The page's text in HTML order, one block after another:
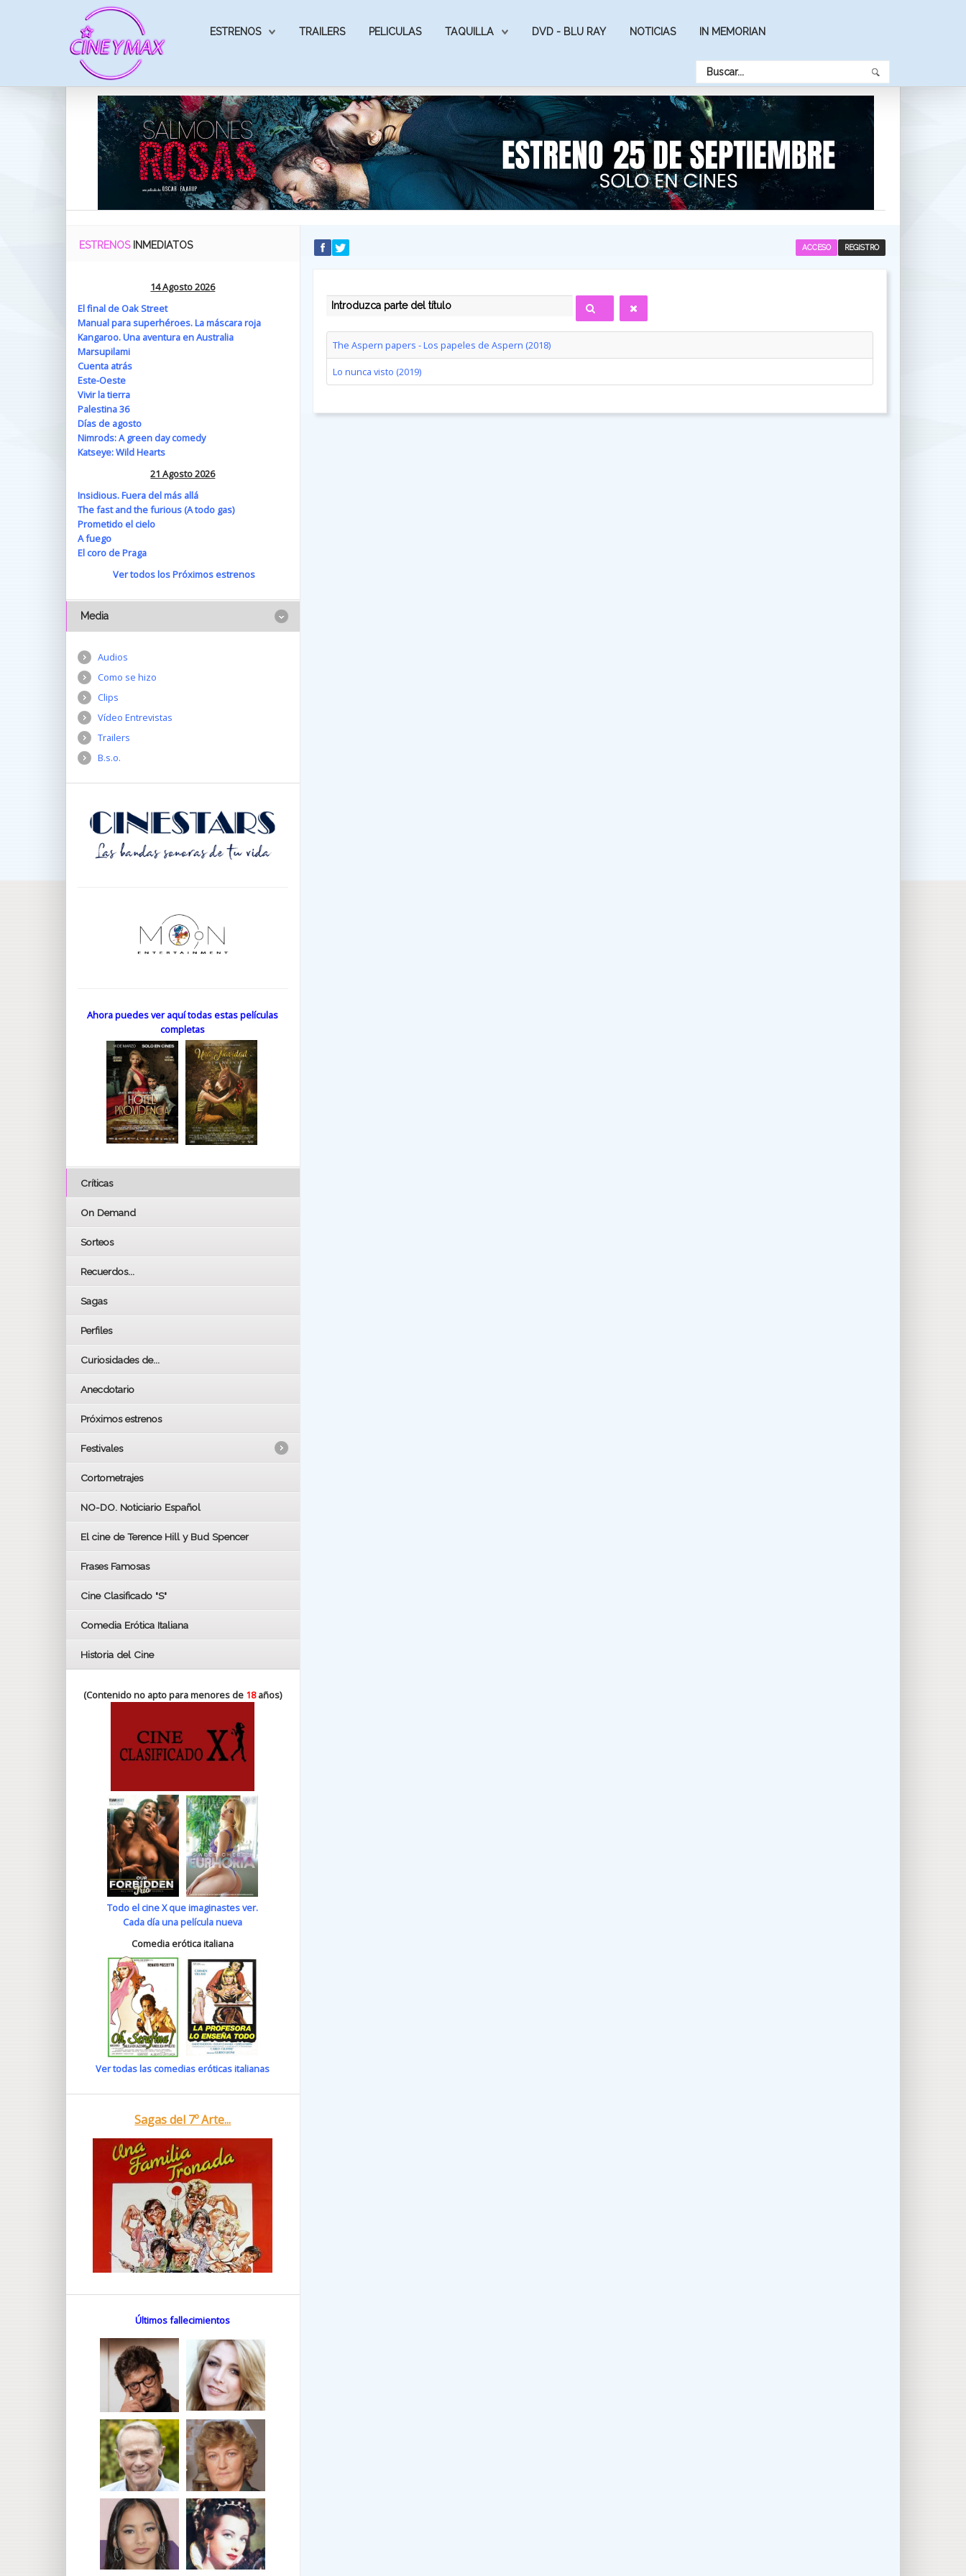
ESTRENOS TRAILERS PELICULAS TAQUILLA DVD - BLU RAY NOTICIAS IN MEMORIAN
REGISTRO
ACCESO
INTRODUZCA PARTE DEL TÍTULO
The Aspern papers - Los papeles de Aspern (2018)
Lo nunca visto (2019)
ESTRENOS INMEDIATOS
14 Agosto 2026
El final de Oak Street
Manual para superhéroes. La máscara roja
Kangaroo. Una aventura en Australia
Marsupilami
Cuenta atrás
Este-Oeste
Vivir la tierra
Palestina 36
Días de agosto
Nimrods: A green day comedy
Katseye: Wild Hearts
21 Agosto 2026
Insidious. Fuera del más allá
The fast and the furious (A todo gas)
Prometido el cielo
A fuego
El coro de Praga
Ver todos los Próximos estrenos
Media
Audios
Como se hizo
Clips
Vídeo Entrevistas
Trailers
B.s.o.
Ahora puedes ver aquí todas estas películas
completas
Críticas
On Demand
Sorteos
Recuerdos...
Sagas
Perfiles
Curiosidades de...
Anecdotario
Próximos estrenos
Festivales
LOS OSCARS
BAFTA
Cortometrajes
NO-DO. Noticiario Español
El cine de Terence Hill y Bud Spencer
Frases Famosas
Cine Clasificado "S"
Comedia Erótica Italiana
Historia del Cine
(Contenido no apto para menores de 18años)
Todo el cine X que imaginastes ver.
Cada día una película nueva
Comedia erótica italiana
Ver todas las comedias eróticas italianas
Sagas del 7º Arte...
Últimos fallecimientos